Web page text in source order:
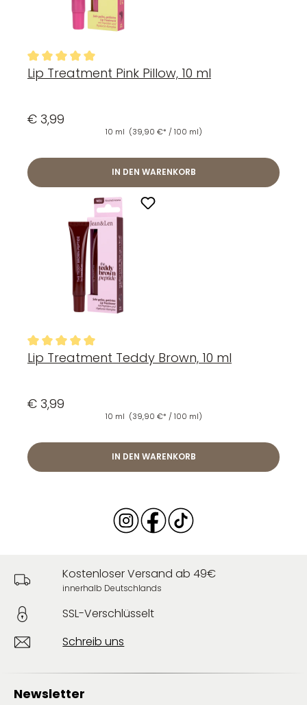
Durchschnittliche Bewertung von 5 von 5 Sternen
Lip Treatment Pink Pillow, 10 ml
€ 3,99
10 ml (39,90 €* / 100 ml)
IN DEN WARENKORB
Durchschnittliche Bewertung von 5 von 5 Sternen
Lip Treatment Teddy Brown, 10 ml
€ 3,99
10 ml (39,90 €* / 100 ml)
IN DEN WARENKORB
Kostenloser Versand ab 49€
innerhalb Deutschlands
SSL-Verschlüsselt
Schreib uns
Newsletter